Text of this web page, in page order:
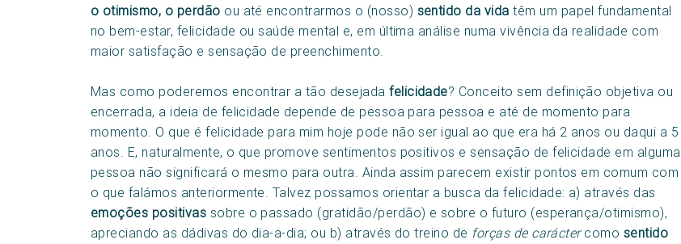
o otimismo, o perdão ou até encontrarmos o (nosso) sentido da vidatêm um papel fundamental
no bem-estar, felicidade ou saúde mental e, em última análise numa vivência da realidade com
maior satisfação e sensação de preenchimento.
Mas como poderemos encontrar a tão desejadafelicidade? Conceito sem definição objetiva ou
encerrada, a ideia de felicidade depende de pessoa para pessoa e até de momento para
momento. O que é felicidade para mim hoje pode não ser igual ao que era há 2 anos ou daqui a 5
anos. E, naturalmente, o que promove sentimentos positivos e sensação de felicidade em alguma
pessoa não significará o mesmo para outra. Ainda assim parecem existir pontos em comum com
o que falámos anteriormente. Talvez possamos orientar a busca da felicidade: a) através das
emoções positivas sobre o passado (gratidão/perdão) e sobre o futuro (esperança/otimismo),
apreciando as dádivas do dia-a-dia; ou b) através do treino de forças de caráctercomo sentido